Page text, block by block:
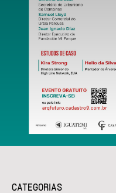
CATEGORIAS